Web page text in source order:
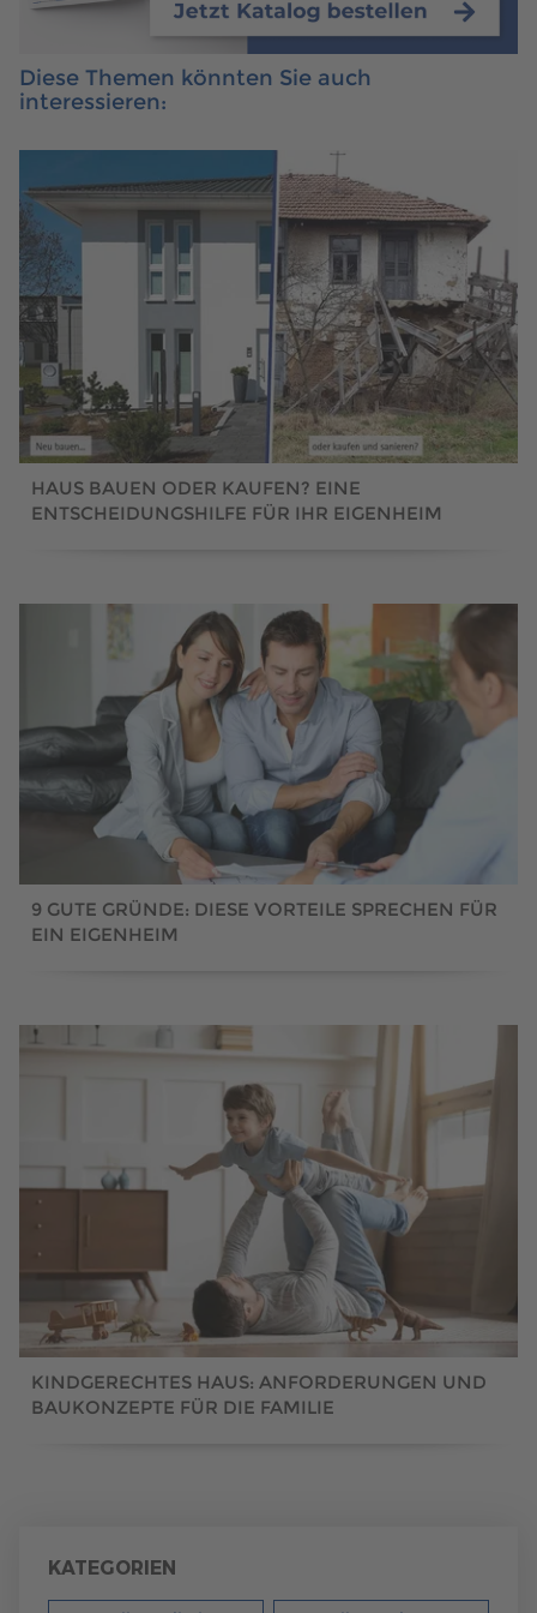
Diese Themen könnten Sie auch
interessieren:
HAUS BAUEN ODER KAUFEN? EINE
ENTSCHEIDUNGSHILFE FÜR IHR EIGENHEIM
9 GUTE GRÜNDE: DIESE VORTEILE SPRECHEN FÜR
EIN EIGENHEIM
KINDGERECHTES HAUS: ANFORDERUNGEN UND
BAUKONZEPTE FÜR DIE FAMILIE
KATEGORIEN